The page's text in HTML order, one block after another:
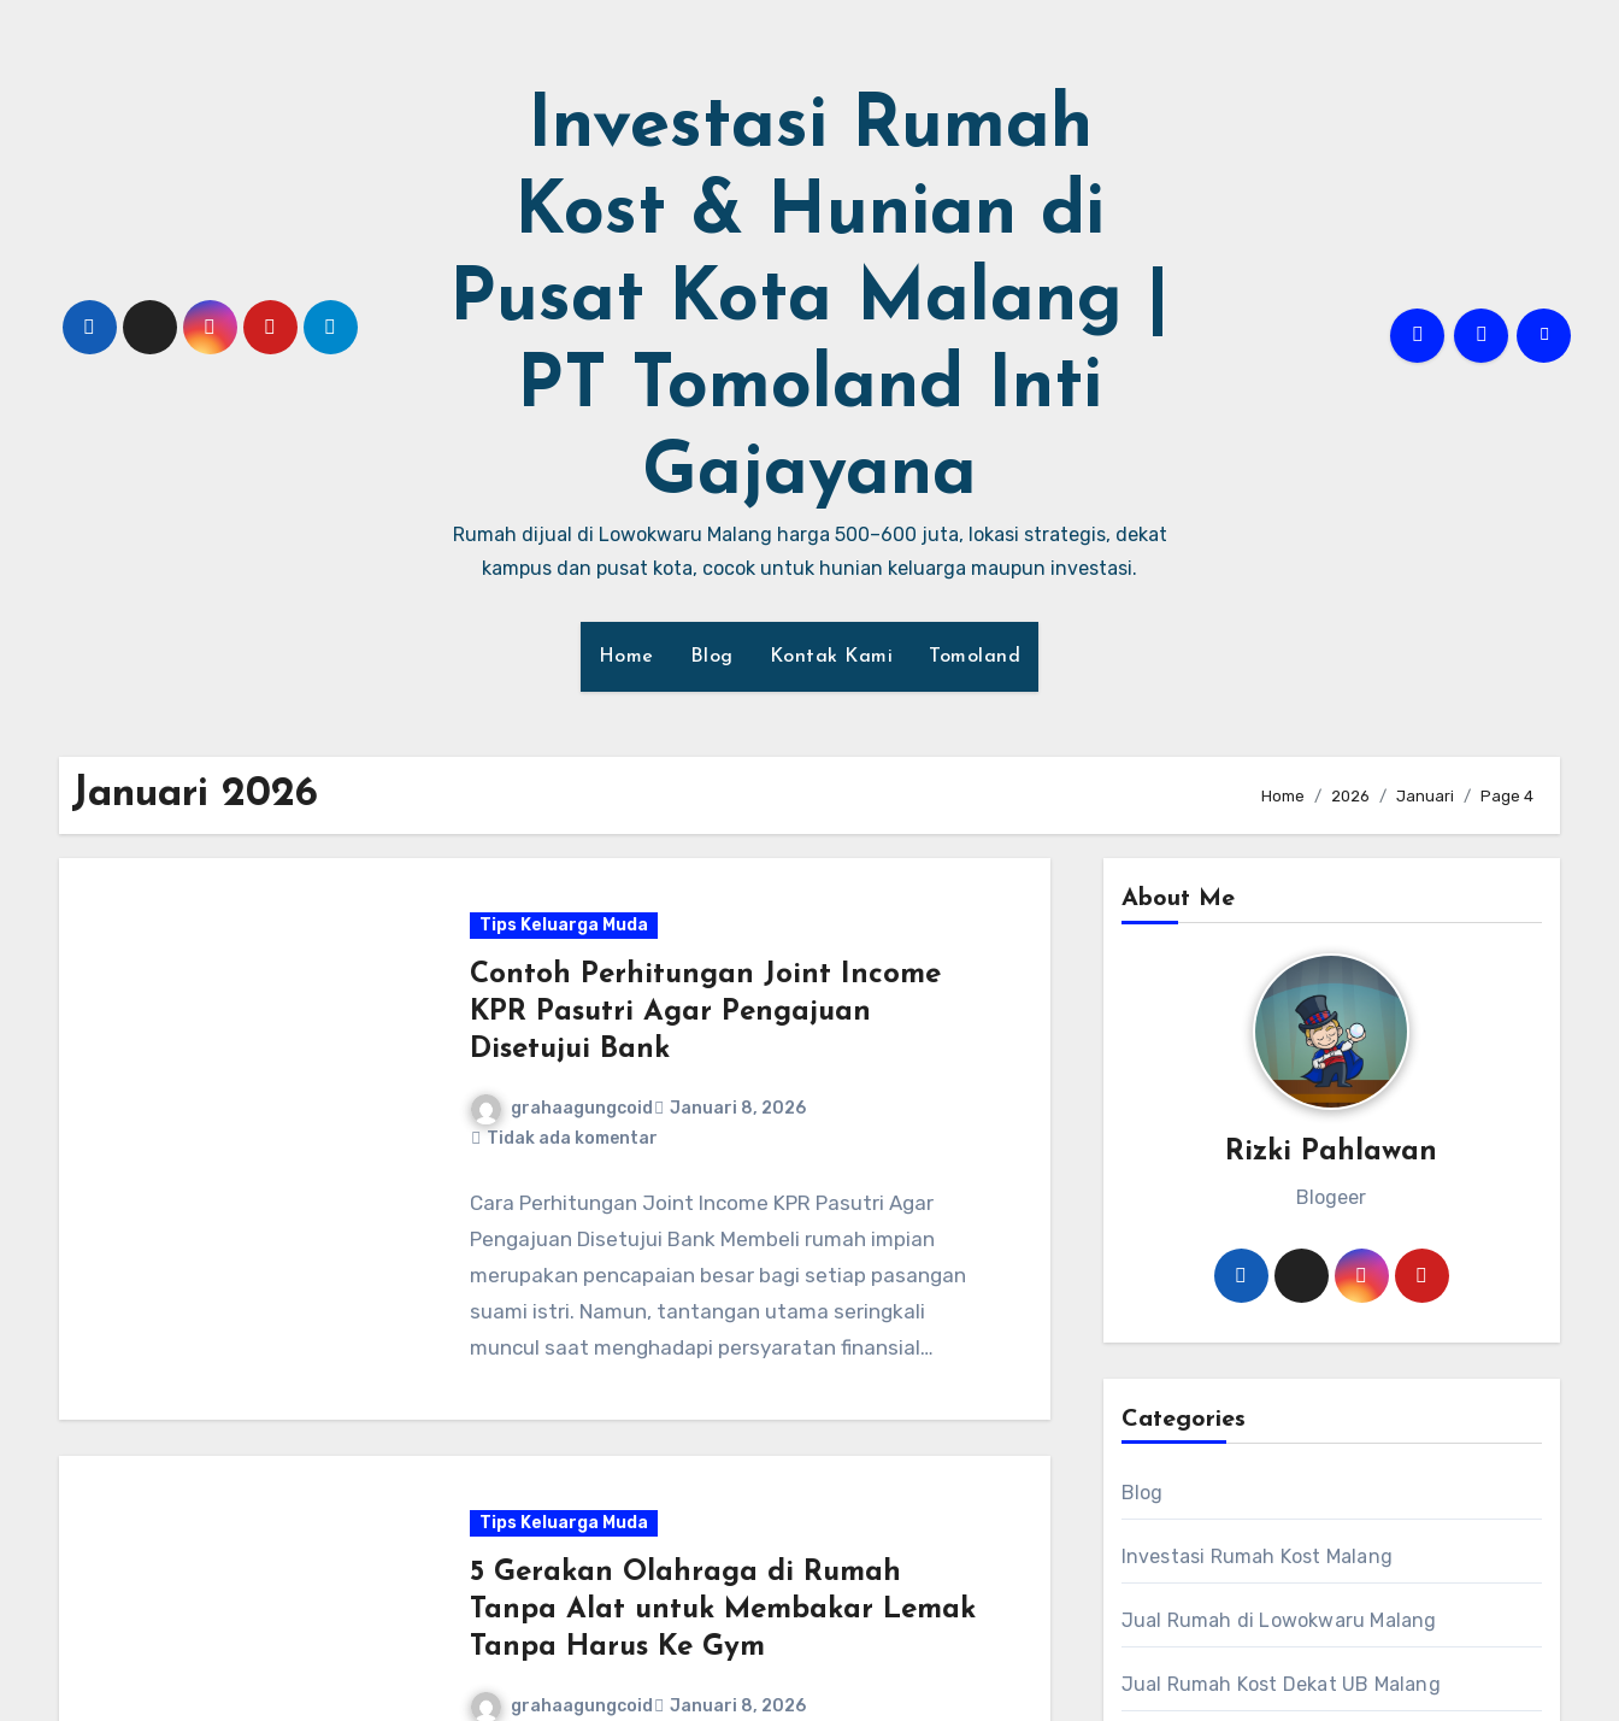
Investasi Rumah
Kost & Hunian di
Pusat Kota Malang |
PT Tomoland Inti
Gajayana
Rumah dijual di Lowokwaru Malang harga 500–600 juta, lokasi strategis, dekat
kampus dan pusat kota, cocok untuk hunian keluarga maupun investasi.
Home Blog Kontak Kami Tomoland
Januari 2026 Home 2026 Januari Page 4
Tips Keluarga Muda
Contoh Perhitungan Joint Income
KPR Pasutri Agar Pengajuan
Disetujui Bank
grahaagungcoid
Januari 8, 2026
Tidak ada komentar
Cara Perhitungan Joint Income KPR Pasutri Agar
Pengajuan Disetujui Bank Membeli rumah impian
merupakan pencapaian besar bagi setiap pasangan
suami istri. Namun, tantangan utama seringkali
muncul saat menghadapi persyaratan finansial…
Tips Keluarga Muda
5 Gerakan Olahraga di Rumah
Tanpa Alat untuk Membakar Lemak
Tanpa Harus Ke Gym
grahaagungcoid
Januari 8, 2026
About Me
Rizki Pahlawan
Blogeer
Categories
Blog
Investasi Rumah Kost Malang
Jual Rumah di Lowokwaru Malang
Jual Rumah Kost Dekat UB Malang